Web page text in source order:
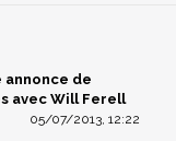
annonce de
avec Will Ferell
05/07/2013, 12:22